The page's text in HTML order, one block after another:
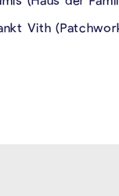
Vith